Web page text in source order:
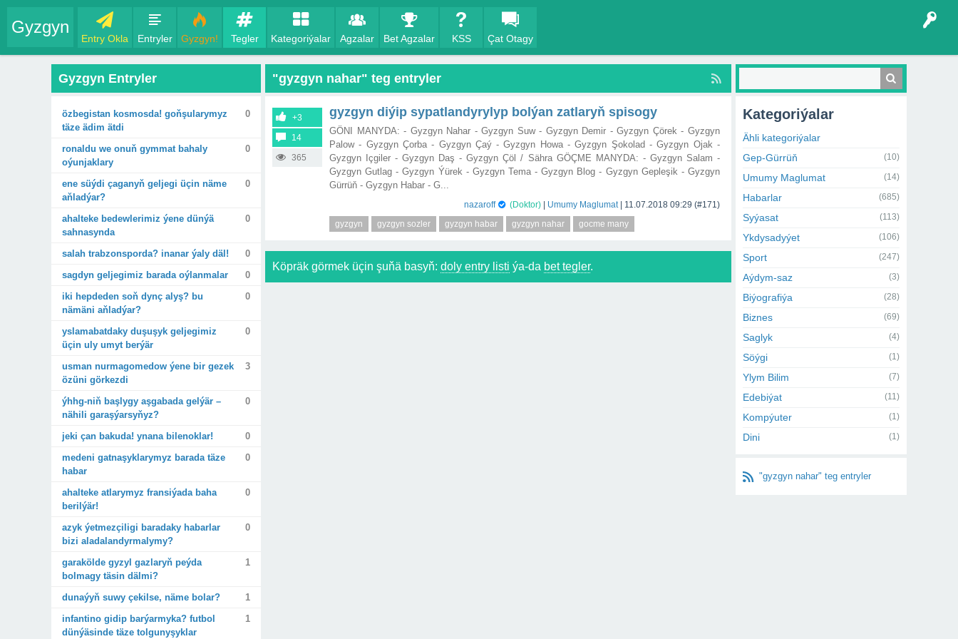
Gyzgyn
Entry Okla Entryler Gyzgyn! Tegler Kategoriýalar Agzalar Bet Agzalar KSS Çat Otagy
Gyzgyn Entryler
özbegistan kosmosda! goňşularymyz
täze ädim ätdi
0
ronaldu we onuň gymmat bahaly
oýunjaklary
0
ene süýdi çaganyň geljegi üçin näme
aňladýar?
0
ahalteke bedewlerimiz ýene dünýä
sahnasynda
0
salah trabzonsporda? inanar ýaly däl!
0
sagdyn geljegimiz barada oýlanmalar
0
iki hepdeden soň dynç alyş? bu
nämäni aňladýar?
0
yslamabatdaky duşuşyk geljegimiz
üçin uly umyt berýär
0
usman nurmagomedow ýene bir gezek
özüni görkezdi
3
ýhhg-niň başlygy aşgabada gelýär –
nähili garaşýarsyňyz?
0
jeki çan bakuda! ynana bilenoklar!
0
medeni gatnaşyklarymyz barada täze
habar
0
ahalteke atlarymyz fransiýada baha
berilýär!
0
azyk ýetmezçiligi baradaky habarlar
bizi aladalandyrmalymy?
0
garakölde gyzyl gazlaryň peýda
bolmagy täsin dälmi?
1
dunaýyň suwy çekilse, näme bolar?
1
infantino gidip barýarmyka? futbol
dünýäsinde täze tolgunyşyklar
1
"gyzgyn nahar" teg entryler
+3
14
365
gyzgyn diýip sypatlandyrylyp bolýan zatlaryň spisogy
GÖNI MANYDA: - Gyzgyn Nahar - Gyzgyn Suw - Gyzgyn Demir - Gyzgyn Çörek - Gyzgyn
Palow - Gyzgyn Çorba - Gyzgyn Çaý - Gyzgyn Howa - Gyzgyn Şokolad - Gyzgyn Ojak -
Gyzgyn Içgiler - Gyzgyn Daş - Gyzgyn Çöl / Sähra GÖÇME MANYDA: - Gyzgyn Salam -
Gyzgyn Gutlag - Gyzgyn Ýürek - Gyzgyn Tema - Gyzgyn Blog - Gyzgyn Gepleşik - Gyzgyn
Gürrüň - Gyzgyn Habar - G...
nazaroff (Doktor) | Umumy Maglumat| 11.07.2018 09:29 (#171)
gyzgyn
gyzgyn sozler gyzgyn habar gyzgyn nahar gocme many
Köpräk görmek üçin şuňä basyň: doly entry listi ýa-da bet tegler.
Kategoriýalar
Ähli kategoriýalar
Gep-Gürrüň
(10)
Umumy Maglumat (14)
Habarlar (685)
Syýasat (113)
Ykdysadyýet (106)
Sport (247)
Aýdym-saz (3)
Biýografiýa (28)
Biznes (69)
Saglyk (4)
Söýgi (1)
Ylym Bilim (7)
Edebiýat (11)
Kompýuter (1)
Dini (1)
"gyzgyn nahar" teg entryler